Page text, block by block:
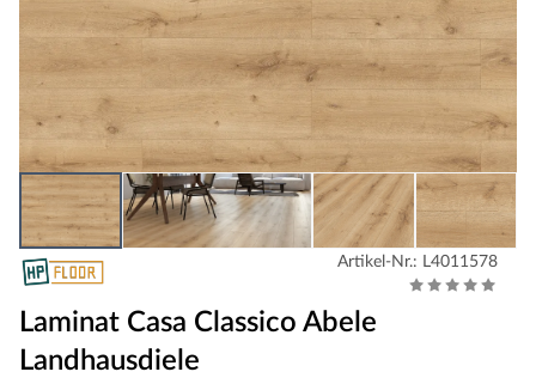
Artikel-Nr.: L4011578
Laminat Casa Classico Abele
Landhausdiele